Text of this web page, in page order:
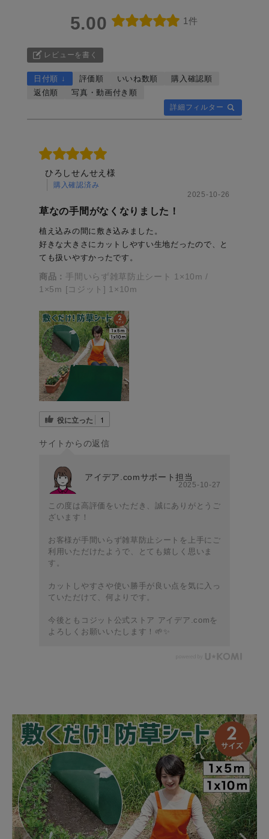
5.00 1件
レビューを書く
詳細フィルター
日付順 ↓ 評価順 いいね数順
購入確認順
返信順
写真・動画付き順
ひろしせんせえ様
購入確認済み
2025-10-26
草なの手間がなくなりました！
植え込みの間に敷き込みました。
好きな大きさにカットしやすい生地だったので、と
ても扱いやすかったです。
商品： 手間いらず雑草防止シート 1×10m /
1×5m [コジット] 1×10m
役に立った 1
サイトからの返信
アイデア.comサポート担当
2025-10-27
この度は高評価をいただき、誠にありがとうご
ざいます！
お客様が手間いらず雑草防止シートを上手にご
利用いただけたようで、とても嬉しく思いま
す。
カットしやすさや使い勝手が良い点を気に入っ
ていただけて、何よりです。
今後ともコジット公式ストア アイデア.comを
よろしくお願いいたします！🌱✨